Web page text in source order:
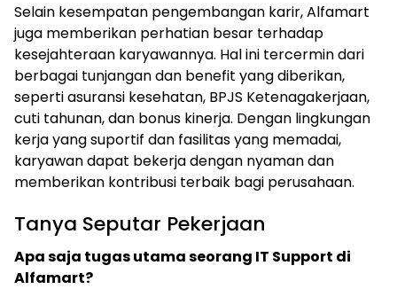
Selain kesempatan pengembangan karir, Alfamart
juga memberikan perhatian besar terhadap
kesejahteraan karyawannya. Hal ini tercermin dari
berbagai tunjangan dan benefit yang diberikan,
seperti asuransi kesehatan, BPJS Ketenagakerjaan,
cuti tahunan, dan bonus kinerja. Dengan lingkungan
kerja yang suportif dan fasilitas yang memadai,
karyawan dapat bekerja dengan nyaman dan
memberikan kontribusi terbaik bagi perusahaan.
Tanya Seputar Pekerjaan
Apa saja tugas utama seorang IT Support di
Alfamart?